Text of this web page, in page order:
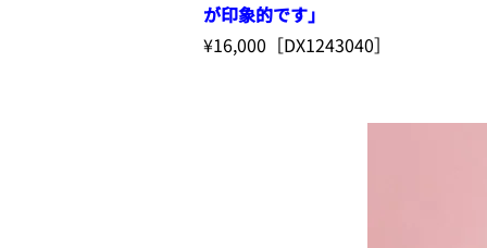
が印象的です」
¥16,000［DX1243040］